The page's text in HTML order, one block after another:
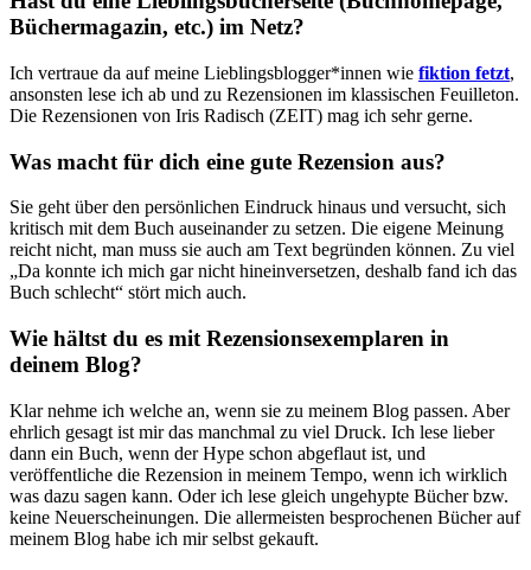
Büchermagazin, etc.) im Netz?
Ich vertraue da auf meine Lieblingsblogger*innen wie fiktion fetzt,
ansonsten lese ich ab und zu Rezensionen im klassischen Feuilleton.
Die Rezensionen von Iris Radisch (ZEIT) mag ich sehr gerne.
Was macht für dich eine gute Rezension aus?
Sie geht über den persönlichen Eindruck hinaus und versucht, sich
kritisch mit dem Buch auseinander zu setzen. Die eigene Meinung
reicht nicht, man muss sie auch am Text begründen können. Zu viel
„Da konnte ich mich gar nicht hineinversetzen, deshalb fand ich das
Buch schlecht“ stört mich auch.
Wie hältst du es mit Rezensionsexemplaren in
deinem Blog?
Klar nehme ich welche an, wenn sie zu meinem Blog passen. Aber
ehrlich gesagt ist mir das manchmal zu viel Druck. Ich lese lieber
dann ein Buch, wenn der Hype schon abgeflaut ist, und
veröffentliche die Rezension in meinem Tempo, wenn ich wirklich
was dazu sagen kann. Oder ich lese gleich ungehypte Bücher bzw.
keine Neuerscheinungen. Die allermeisten besprochenen Bücher auf
meinem Blog habe ich mir selbst gekauft.